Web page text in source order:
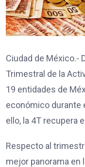
Ciudad de México.-
Trimestral de la
19 entidades de
económico durante
ello, la 4T recupera
Respecto al
mejor panorama en